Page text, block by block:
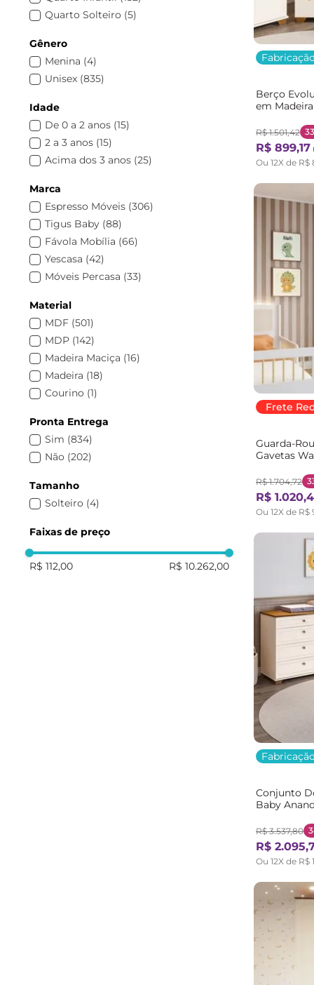
Berço Multifuncional
com Mosquiteiro
Estofada (6
Poltrona de Amamentação
Fendi (2)
Fresno (2)
Mel (
Natural ( 17
Nogal ( 2)
Preto
Rosa (23 )
Rústico (23)
Verde ( 23)
Branco Brilho
Fumê (1)
Quarto Solteiro (5)
Gênero
Menina (4)
Unisex (835)
Idade
De 0 a 2 anos (15)
2 a 3 anos (15)
Acima dos 3 anos (25)
Marca
Espresso Móveis (306)
Tigus Baby (88)
Fávola Mobília (66)
Yescasa (42)
Móveis Percasa (33)
Qmovi
Henn
(30)
Phoenix baby
Carolina Baby (25)
Móveis Reller
Móveis Peroba
Serpil Baby (
J&A Móveis
Somniare
Ecoflex
Bramov Móveis
Divicar Móveis
Daf (5)
Navega Móveis
Material
MDF (501)
MDP (142)
Madeira Maciça (16)
Madeira (18)
Courino (1)
Pronta Entrega
Sim (834)
Não (202)
Tamanho
Solteiro (4)
Faixas de preço
R$ 112,00 R$ 10.262,00
Berço
em
R$ 1.501,42
R$ 899,17
Ou 12X de R$
Frete
Guarda-
Gavetas
R$ 1.704,72
R$ 1.020,
Ou 12X de R$
Conjunto
Baby
R$ 3.537,80
R$ 2.095,
Ou 12X de R$